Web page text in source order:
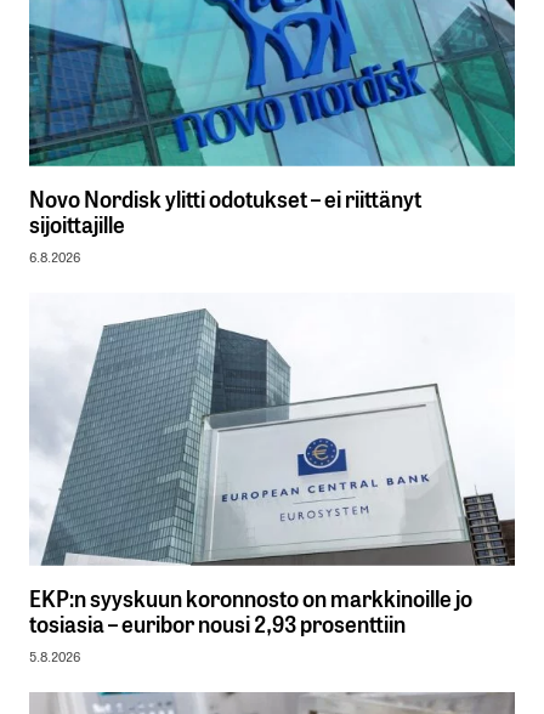
Novo Nordisk ylitti odotukset – ei riittänyt
sijoittajille
6.8.2026
EKP:n syyskuun koronnosto on markkinoille jo
tosiasia – euribor nousi 2,93 prosenttiin
5.8.2026